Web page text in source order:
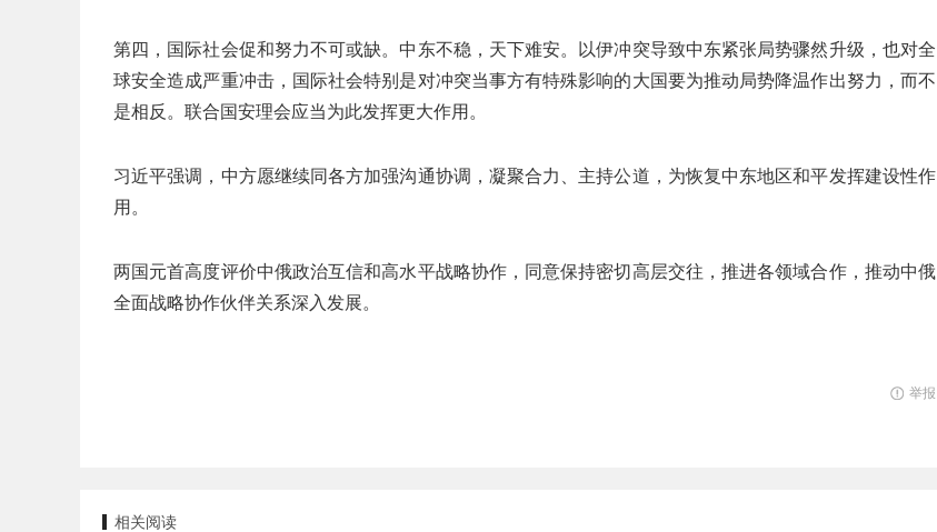
第四，国际社会促和努力不可或缺。中东不稳，天下难安。以伊冲突导致中东紧张局势骤然升级，也对全
球安全造成严重冲击，国际社会特别是对冲突当事方有特殊影响的大国要为推动局势降温作出努力，而不
是相反。联合国安理会应当为此发挥更大作用。
习近平强调，中方愿继续同各方加强沟通协调，凝聚合力、主持公道，为恢复中东地区和平发挥建设性作
用。
两国元首高度评价中俄政治互信和高水平战略协作，同意保持密切高层交往，推进各领域合作，推动中俄
全面战略协作伙伴关系深入发展。
举报
相关阅读